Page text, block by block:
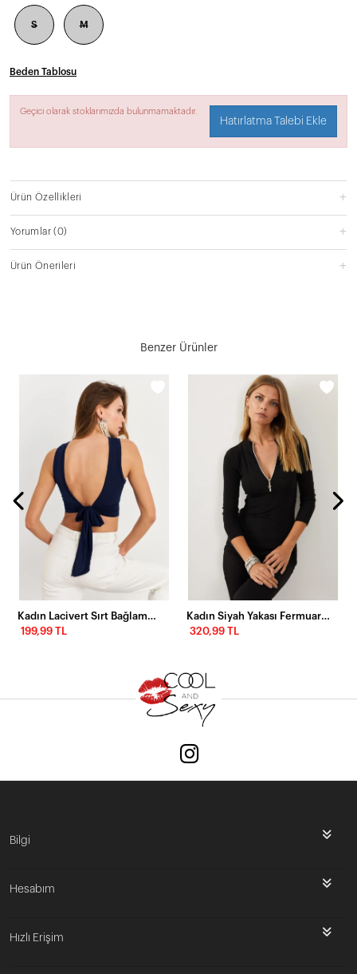
S M
Beden Tablosu
Geçici olarak stoklarımızda bulunmamaktadır.
Hatırlatma Talebi Ekle
Ürün Özellikleri
Yorumlar(0)
Ürün Önerileri
Benzer Ürünler
199,99 TL
320,99 TL
Bilgi
Hesabım
Hızlı Erişim